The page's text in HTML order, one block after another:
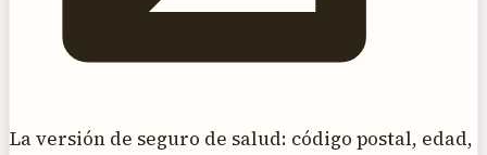
La versión de seguro de salud: código postal, edad,